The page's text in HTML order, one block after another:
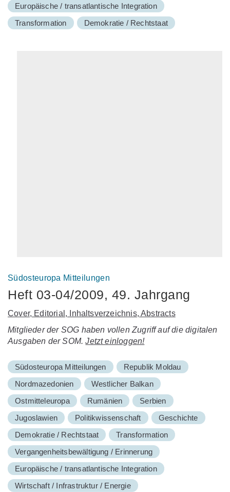
Europäische / transatlantische Integration
Transformation
Demokratie / Rechtstaat
Südosteuropa Mitteilungen
Heft 03-04/2009, 49. Jahrgang
Cover, Editorial, Inhaltsverzeichnis, Abstracts
Mitglieder der SOG haben vollen Zugriff auf die digitalen
Ausgaben der SOM.Jetzt einloggen!
Südosteuropa Mitteilungen
Republik Moldau
Nordmazedonien
Westlicher Balkan
Ostmitteleuropa
Rumänien
Serbien
Jugoslawien
Politikwissenschaft
Geschichte
Demokratie / Rechtstaat
Transformation
Vergangenheitsbewältigung / Erinnerung
Europäische / transatlantische Integration
Wirtschaft / Infrastruktur / Energie